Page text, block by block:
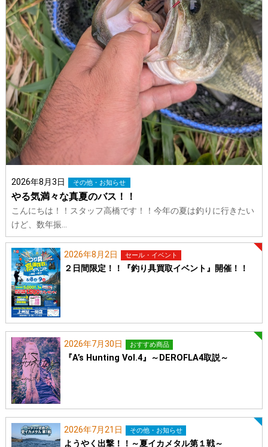
2026年8月3日 その他・お知らせ
やる気満々な真夏のバス！！
こんにちは！！スタッフ高橋です！！今年の夏は釣りに行きたい
けど、数年振…
2026年8月2日 セール・イベント
２日間限定！！『釣り具買取イベント』開催！！
2026年7月30日 おすすめ商品
『A’s Hunting Vol.4』～DEROFLA4取説～
2026年7月21日 その他・お知らせ
ようやく出撃！！～夏イカメタル第１戦～